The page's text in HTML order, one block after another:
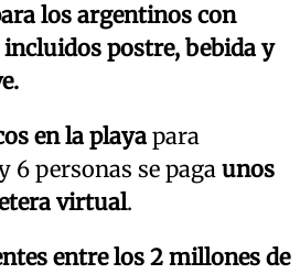
los argentinos con
postre, bebida y
en la playa para
personas se paga unos
virtual.
entre los 2 millones de